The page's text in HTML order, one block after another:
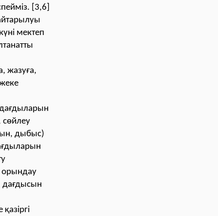
[3,6]
мектеп
жазуға,
сөйлеу
дыбыс)
орындау
дағдысын